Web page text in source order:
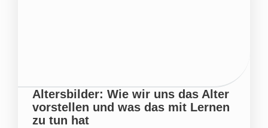
Altersbilder: Wie wir uns das Alter
vorstellen und was das mit Lernen
zu tun hat